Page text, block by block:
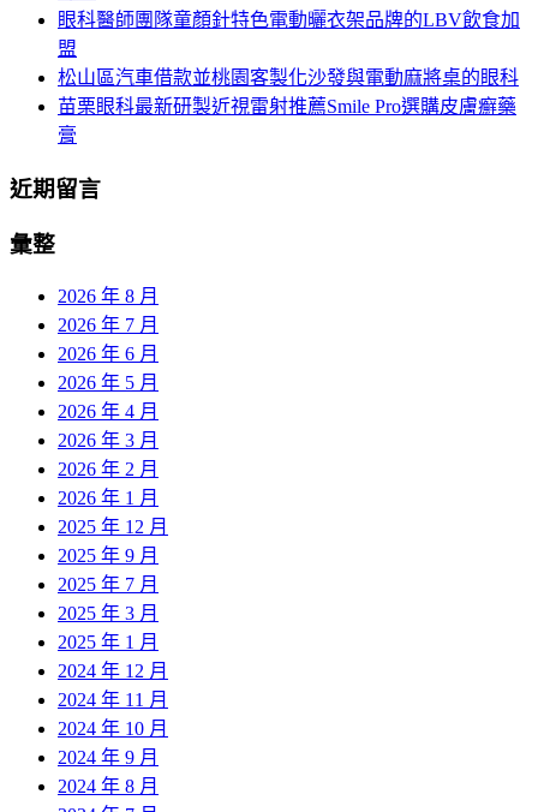
眼科醫師團隊童顏針特色電動曬衣架品牌的LBV飲食加
盟
松山區汽車借款並桃園客製化沙發與電動麻將桌的眼科
苗栗眼科最新研製近視雷射推薦Smile Pro選購皮膚癬藥
膏
近期留言
彙整
2026 年 8 月
2026 年 7 月
2026 年 6 月
2026 年 5 月
2026 年 4 月
2026 年 3 月
2026 年 2 月
2026 年 1 月
2025 年 12 月
2025 年 9 月
2025 年 7 月
2025 年 3 月
2025 年 1 月
2024 年 12 月
2024 年 11 月
2024 年 10 月
2024 年 9 月
2024 年 8 月